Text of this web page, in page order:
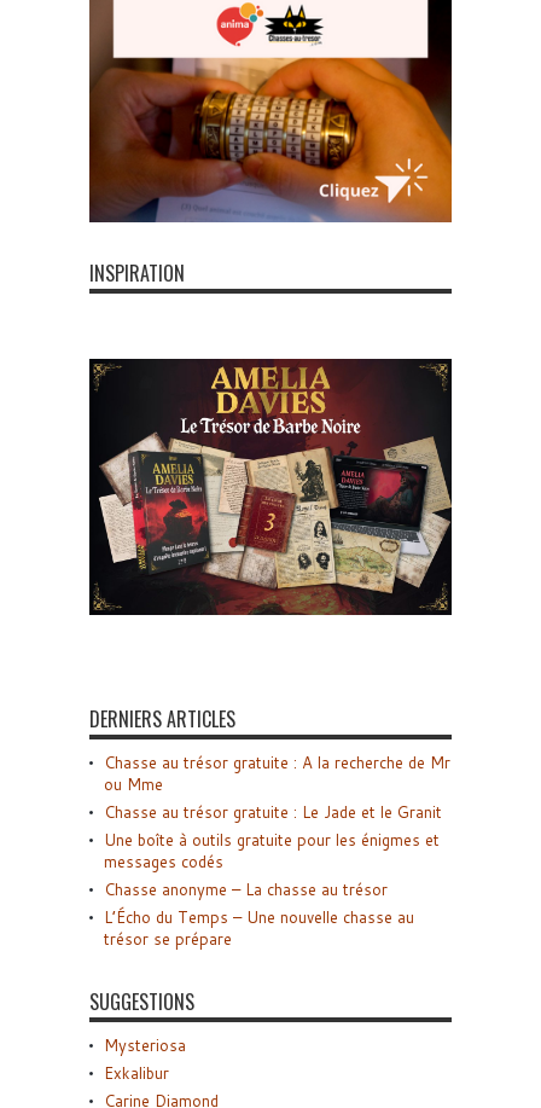
INSPIRATION
DERNIERS ARTICLES
Chasse au trésor gratuite : A la recherche de Mr
ou Mme
Chasse au trésor gratuite : Le Jade et le Granit
Une boîte à outils gratuite pour les énigmes et
messages codés
Chasse anonyme – La chasse au trésor
L’Écho du Temps – Une nouvelle chasse au
trésor se prépare
SUGGESTIONS
Mysteriosa
Exkalibur
Carine Diamond